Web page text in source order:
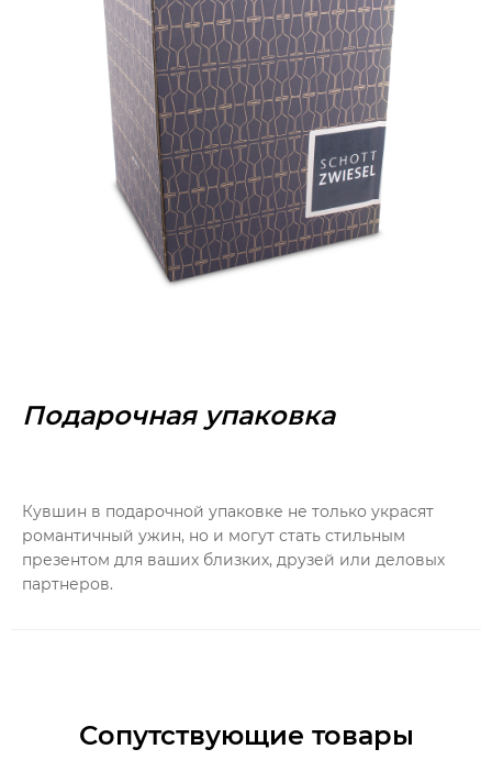
Подарочная упаковка
Кувшин в подарочной упаковке не только украсят
романтичный ужин, но и могут стать стильным
презентом для ваших близких, друзей или деловых
партнеров.
Сопутствующие товары